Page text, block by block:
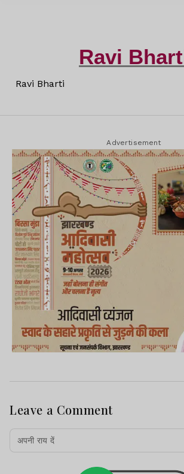
Ravi
Ravi Bharti
Advertisement
Leave a Comment